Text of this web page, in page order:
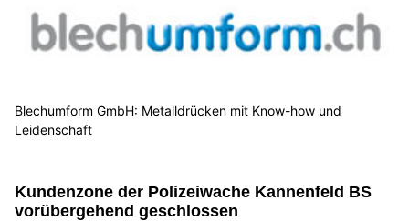
Blechumform GmbH: Metalldrücken mit Know-how und
Leidenschaft
Kundenzone der Polizeiwache Kannenfeld BS
vorübergehend geschlossen